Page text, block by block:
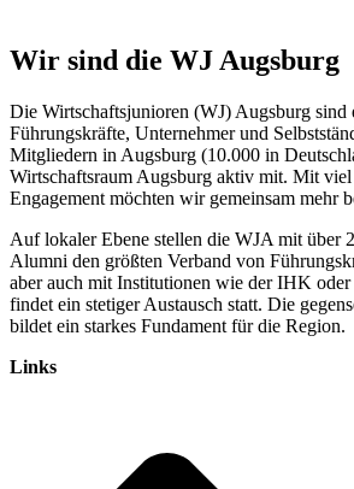
Wir sind die WJ Augsburg
Die Wirtschaftsjunioren (WJ) Augsburg sind
Führungskräfte, Unternehmer und
Mitgliedern in Augsburg (10.000 in
Wirtschaftsraum Augsburg aktiv mit. Mit viel
Engagement möchten wir gemeinsam mehr
Auf lokaler Ebene stellen die WJA mit über
Alumni den größten Verband von
aber auch mit Institutionen wie der IHK oder
findet ein stetiger Austausch statt. Die
bildet ein starkes Fundament für die Region.
Links